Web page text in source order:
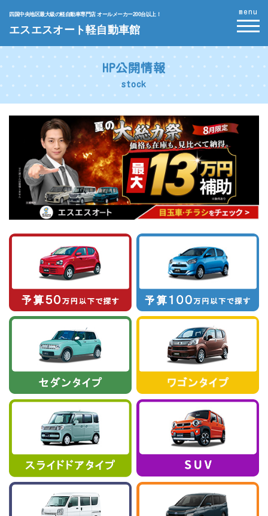
四国中央地区最大級の軽自動車専門店 オールメーカー200台以上！
エスエスオート軽自動車館
menu
HP公開情報
stock